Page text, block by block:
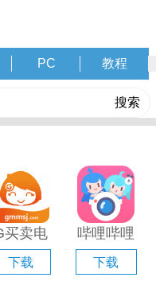
PC 教程
买卖电
版「含
拟器」
下载
哔哩哔哩
直播姬电
脑版「含
下载